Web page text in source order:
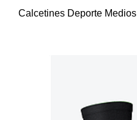
Calcetines Deporte Medios